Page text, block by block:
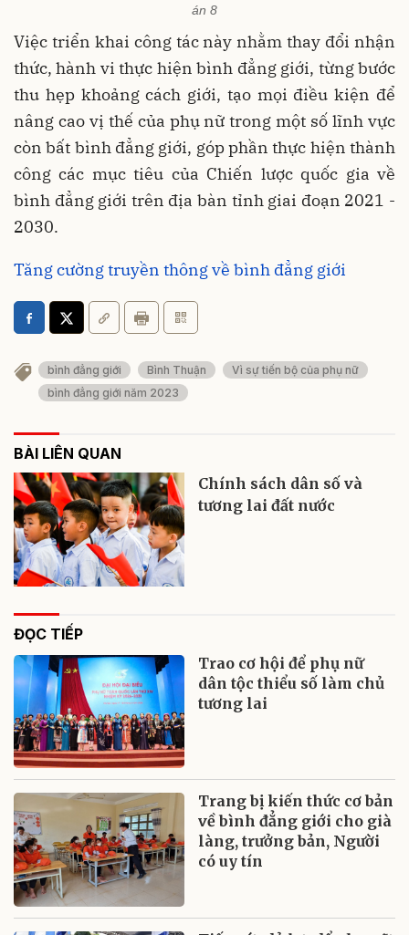
án 8
Việc triển khai công tác này nhằm thay đổi nhận
thức, hành vi thực hiện bình đẳng giới, từng bước
thu hẹp khoảng cách giới, tạo mọi điều kiện để
nâng cao vị thế của phụ nữ trong một số lĩnh vực
còn bất bình đẳng giới, góp phần thực hiện thành
công các mục tiêu của Chiến lược quốc gia về
bình đẳng giới trên địa bàn tỉnh giai đoạn 2021 -
2030.
Tăng cường truyền thông về bình đẳng giới
bình đẳng giới Bình Thuận
Vì sự tiến bộ của phụ nữ
bình đẳng giới năm 2023
BÀI LIÊN QUAN
Chính sách dân số và
tương lai đất nước
ĐỌC TIẾP
Trao cơ hội để phụ nữ
dân tộc thiểu số làm chủ
tương lai
Trang bị kiến thức cơ bản
về bình đẳng giới cho già
làng, trưởng bản, Người
có uy tín